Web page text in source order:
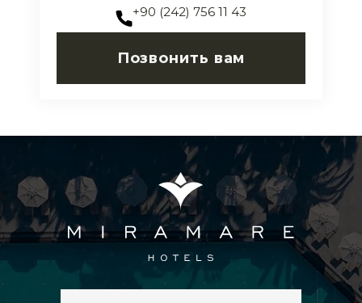
+90 (242) 756 11 43
Позвонить вам